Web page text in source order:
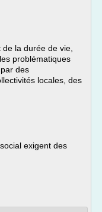
la durée de vie,
problématiques
des
locales, des
exigent des